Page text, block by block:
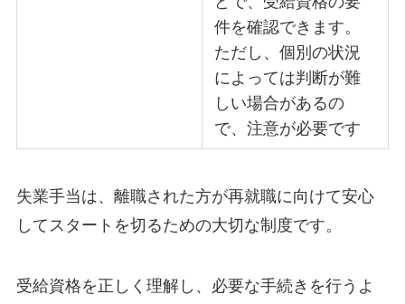
件を確認できます。
ただし、個別の状況
によっては判断が難
しい場合があるの
で、注意が必要です
失業手当は、離職された方が再就職に向けて安心
してスタートを切るための大切な制度です。
受給資格を正しく理解し、必要な手続きを行うよ